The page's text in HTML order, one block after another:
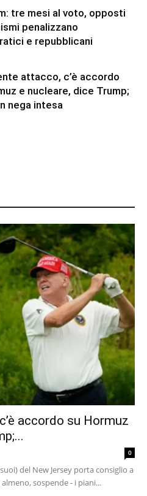
tre mesi al voto, opposti
penalizzano
e repubblicani
attacco, c’è accordo
e nucleare, dice Trump;
nega intesa
accordo su Hormuz
0
del New Jersey porta consiglio a
sospende - i piani...